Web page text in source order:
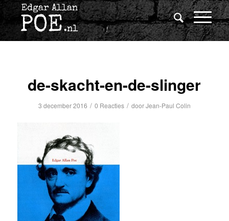
de-skacht-en-de-slinger
3 december 2016 / 0 Reacties / doorJean-Paul Colin